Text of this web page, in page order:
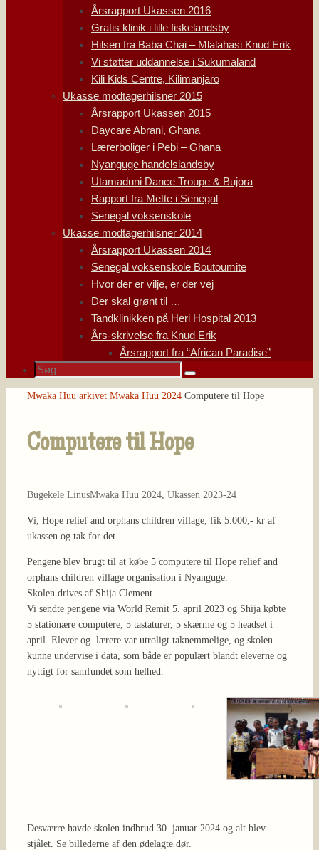
Årsrapport Ukassen 2016
Gratis klinik i lille fiskelandsby
Hilsen fra Baba Chai – Mlalahasi Knud Erik
Vi støtter uddannelse i Sukumaland
Kili Kids Centre, Kilimanjaro
Ukasse modtagerhilsner 2015
Årsrapport Ukassen 2015
Daycare Abrani, Ghana
Lærerboliger i Pebi – Ghana
Nyanguge handelslandsby
Utamaduni Dance Troupe & Bujora
Rapport fra Mette i Senegal
Senegal voksenskole
Ukasse modtagerhilsner 2014
Årsrapport Ukassen 2014
Senegal voksenskole Boutoumite
Hvor der er vilje, er der vej
Der skal grønt til …
Tandklinikken på Heri Hospital 2013
Års-skrivelse fra Knud Erik
Årsrapport fra “African Paradise”
Søg
Søg
Home
Mwaka Huu arkivet Mwaka Huu 2024 Computere til Hope
Computere til Hope
Bugekele LinusMwaka Huu 2024 Ukassen 2023-24
Vi, Hope relief and orphans children village, fik 5.000,- kr af
ukassen og tak for det.
Pengene blev brugt til at købe 5 computere til Hope relief and
orphans children village organisation i Nyanguge.
Skolen drives af Shija Clement.
Vi sendte pengene via World Remit 5. april 2023 og Shija købte
5 stationære computere, 5 tastaturer, 5 skærme og 5 headset i
april. Elever og lærere var utroligt taknemmelige, og skolen
kunne undervise i data, som både er populært blandt eleverne og
nyttigt for samfundet som helhed.
Desværre havde skolen indbrud 30. januar 2024 og alt blev
stjålet. Se billederne af den ødelagte dør.